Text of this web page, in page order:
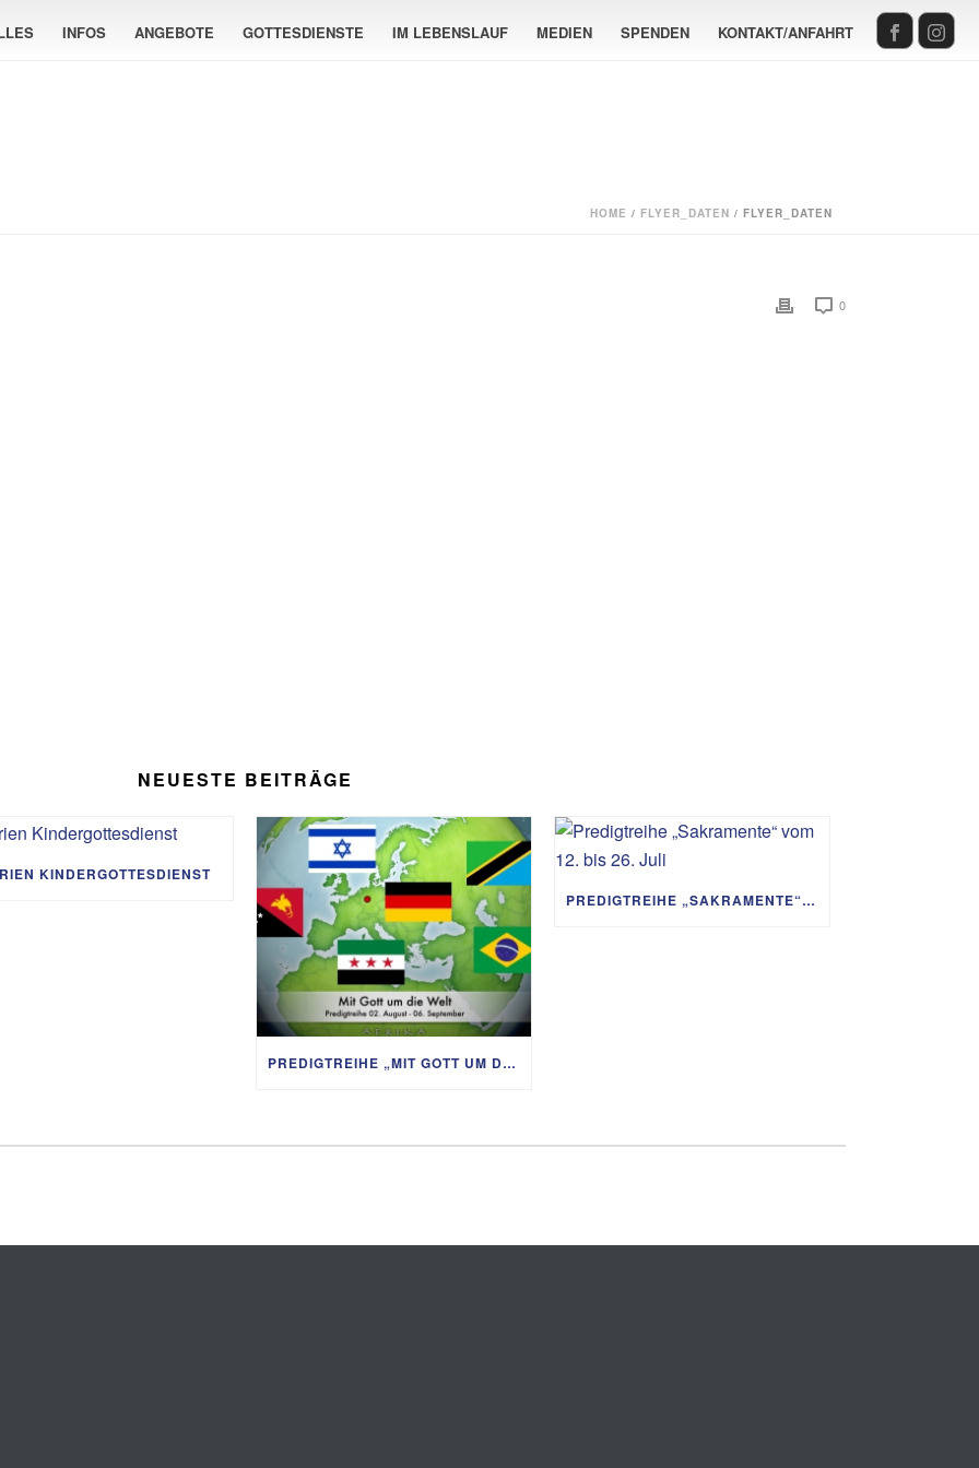
INFOS ANGEBOTE GOTTESDIENSTE IM LEBENSLAUF MEDIEN SPENDEN KONTAKT/ANFAHRT
HOME / FLYER_DATEN / FLYER_DATEN
0
NEUESTE BEITRÄGE
KINDERGOTTESDIENST
PREDIGTREIHE „MIT GOTT UM DIE WELT“ 02.08. – 06.09.
PREDIGTREIHE „SAKRAMENTE“ VOM 12. BIS 26. JULI